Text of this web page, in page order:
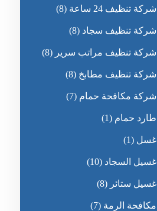
شركة تنظيف 24 ساعة (8)
شركة تنظيف سجاد (8)
شركة تنظيف مراتب سرير (8)
شركة تنظيف مطابخ (8)
شركة مكافحة حمام (7)
طارد حمام (1)
غسل (1)
غسيل السجاد (10)
غسيل ستائر (8)
مكافحة الرمة (7)